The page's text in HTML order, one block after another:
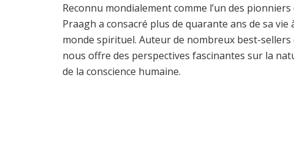
Reconnu mondialement comme l’un des pionniers
Praagh a consacré plus de quarante ans de sa
monde spirituel. Auteur de nombreux best-
nous offre des perspectives fascinantes sur la
de la conscience humaine.